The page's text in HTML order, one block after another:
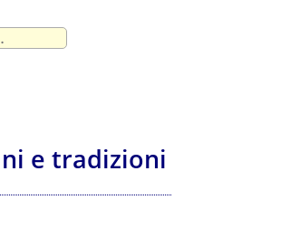
e tradizioni